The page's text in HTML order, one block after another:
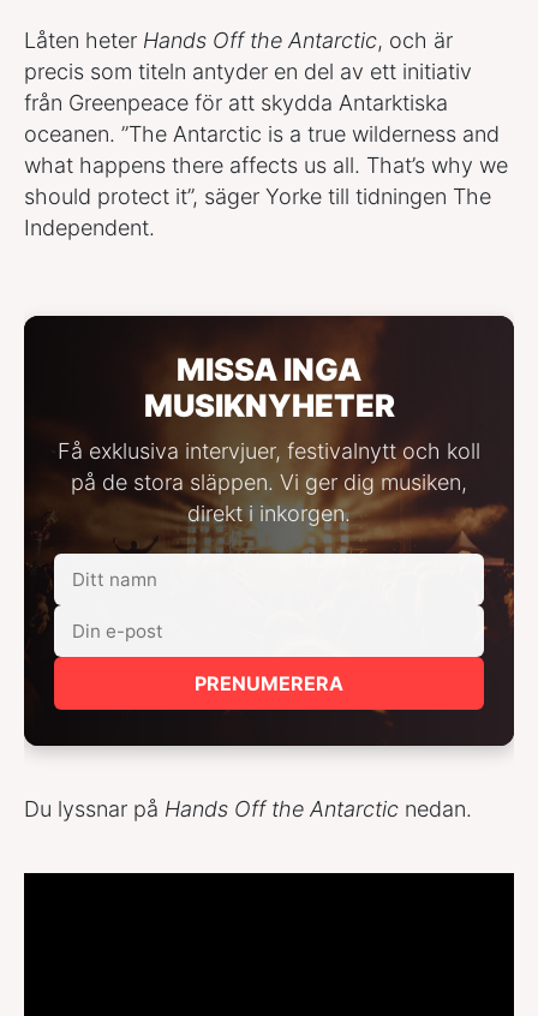
Låten heter Hands Off the Antarctic, och är
precis som titeln antyder en del av ett initiativ
från Greenpeace för att skydda Antarktiska
oceanen. ”The Antarctic is a true wilderness and
what happens there affects us all. That’s why we
should protect it”, säger Yorke till tidningen The
Independent.
MISSA INGA
MUSIKNYHETER
Få exklusiva intervjuer, festivalnytt och koll
på de stora släppen. Vi ger dig musiken,
direkt i inkorgen.
PRENUMERERA
Du lyssnar på Hands Off the Antarctic nedan.